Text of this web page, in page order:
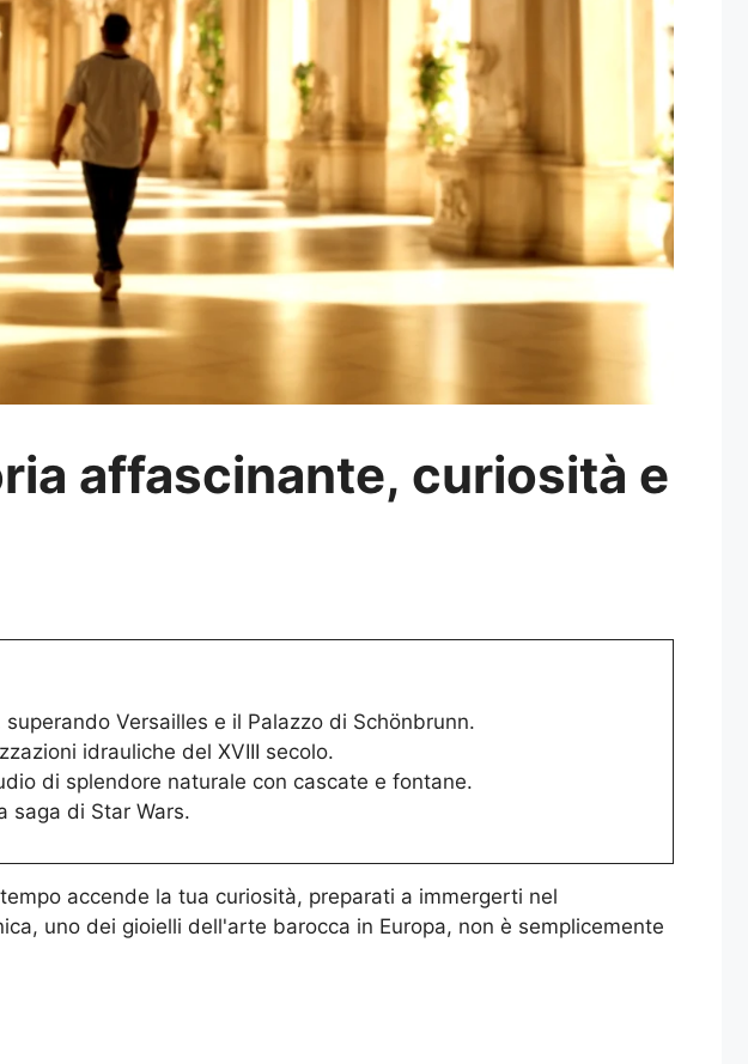
affascinante, curiosità e
Versailles e il Palazzo di Schönbrunn.
idrauliche del XVIII secolo.
di splendore naturale con cascate e fontane.
saga di Star Wars.
accende la tua curiosità, preparati a immergerti nel
uno dei gioielli dell'arte barocca in Europa, non è semplicemente